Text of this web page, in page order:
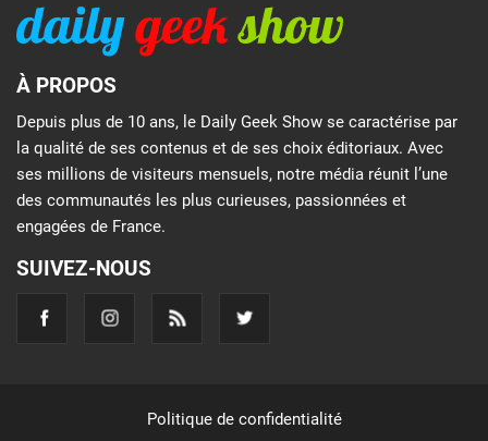
À PROPOS
Depuis plus de 10 ans, le Daily Geek Show se caractérise par
la qualité de ses contenus et de ses choix éditoriaux. Avec
ses millions de visiteurs mensuels, notre média réunit l’une
des communautés les plus curieuses, passionnées et
engagées de France.
SUIVEZ-NOUS
Politique de confidentialité